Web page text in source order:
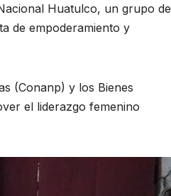
Huatulco, un grupo de
de empoderamiento y
(Conanp) y los Bienes
el liderazgo femenino